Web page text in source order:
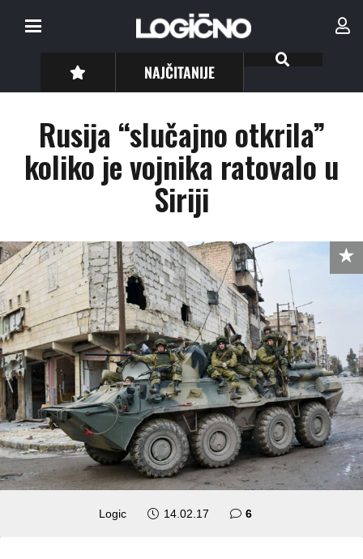
NAJČITANIJE
Rusija “slučajno otkrila”
koliko je vojnika ratovalo u
Siriji
Logic 14.02.17 6komentara